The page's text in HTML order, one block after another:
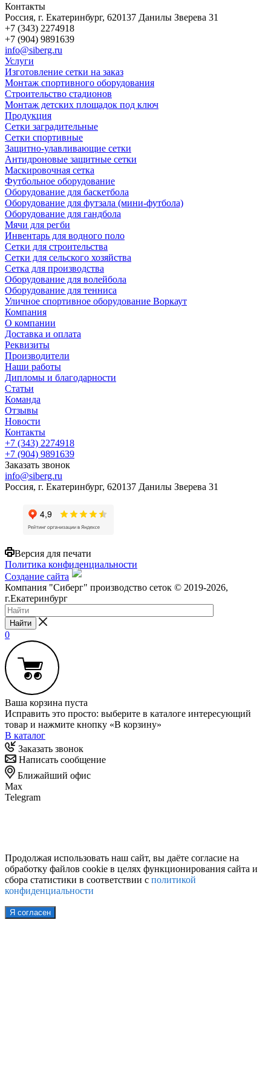
Контакты
Россия, г. Екатеринбург, 620137 Данилы Зверева 31
+7 (343) 2274918
+7 (904) 9891639
info@siberg.ru
Услуги
Изготовление сетки на заказ
Монтаж спортивного оборудования
Строительство стадионов
Монтаж детских площадок под ключ
Продукция
Сетки заградительные
Сетки спортивные
Защитно-улавливающие сетки
Антидроновые защитные сетки
Маскировочная сетка
Футбольное оборудование
Оборудование для баскетбола
Оборудование для футзала (мини-футбола)
Оборудование для гандбола
Мячи для регби
Инвентарь для водного поло
Сетки для строительства
Сетки для сельского хозяйства
Сетка для производства
Оборудование для волейбола
Оборудование для тенниса
Уличное спортивное оборудование Воркаут
Компания
О компании
Доставка и оплата
Реквизиты
Производители
Наши работы
Дипломы и благодарности
Статьи
Команда
Отзывы
Новости
Контакты
+7 (343) 2274918
+7 (904) 9891639
Заказать звонок
info@siberg.ru
Россия, г. Екатеринбург, 620137 Данилы Зверева 31
Версия для печати
Политика конфиденциальности
Создание сайта
Компания "Сиберг" производство сеток © 2019-2026,
г.Екатеринбург
Найти
0
Ваша корзина пуста
Исправить это просто: выберите в каталоге интересующий
товар и нажмите кнопку «В корзину»
В каталог
Заказать звонок
Написать сообщение
Ближайший офис
Max
Telegram
Продолжая использовать наш сайт, вы даёте согласие на
обработку файлов cookie в целях функционирования сайта и
сбора статистики в соответствии с политикой
конфиденциальности
Я согласен